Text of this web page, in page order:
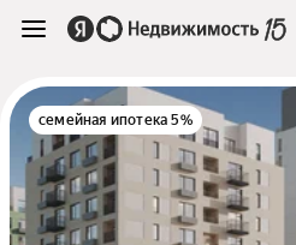
семейная ипотека 5%